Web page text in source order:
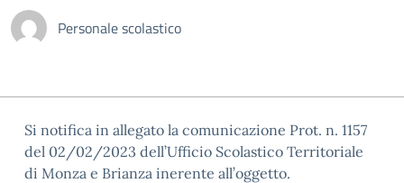
Personale scolastico
Si notifica in allegato la comunicazione Prot. n. 1157
del 02/02/2023 dell’Ufficio Scolastico Territoriale
di Monza e Brianza inerente all’oggetto.